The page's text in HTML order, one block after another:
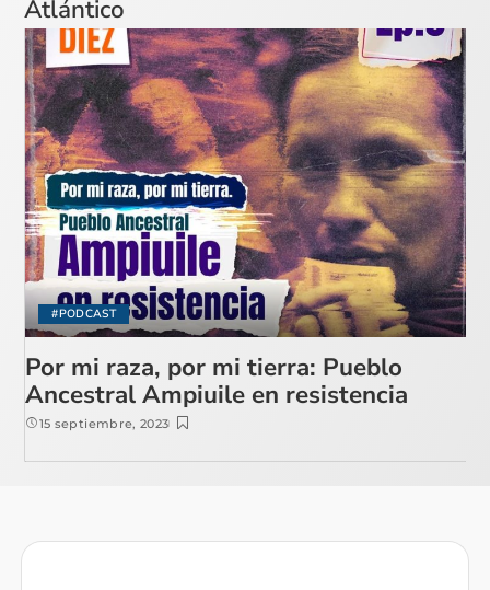
Atlántico
#PODCAST
Por mi raza, por mi tierra: Pueblo
Ancestral Ampiuile en resistencia
15 septiembre, 2023